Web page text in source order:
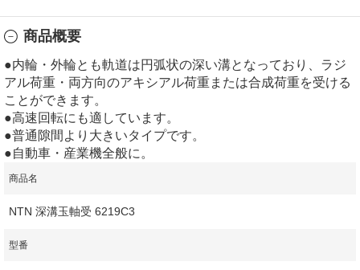
商品概要
●内輪・外輪とも軌道は円弧状の深い溝となっており、ラジ
アル荷重・両方向のアキシアル荷重または合成荷重を受ける
ことができます。
●高速回転にも適しています。
●普通隙間より大きいタイプです。
●自動車・産業機全般に。
商品名
NTN 深溝玉軸受 6219C3
型番